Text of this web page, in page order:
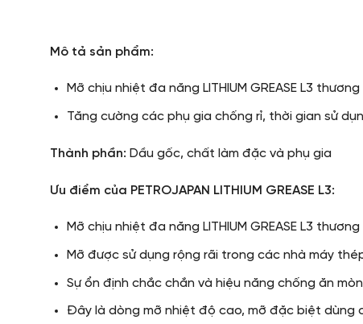
Mô tả sản phẩm:
Mỡ chịu nhiệt đa năng LITHIUM GREASE L3
Tăng cường các phụ gia chống rỉ, thời gian sử
Thành phần: Dầu gốc, chất làm đặc và phụ gia
Ưu điểm của PETROJAPAN LITHIUM GREASE L3​:
Mỡ chịu nhiệt đa năng LITHIUM GREASE L3
Mỡ được sử dụng rộng rãi trong các nhà máy
Sự ổn định chắc chắn và hiệu năng chống ăn
Đây là dòng mỡ nhiệt độ cao, mỡ đặc biệt dùng